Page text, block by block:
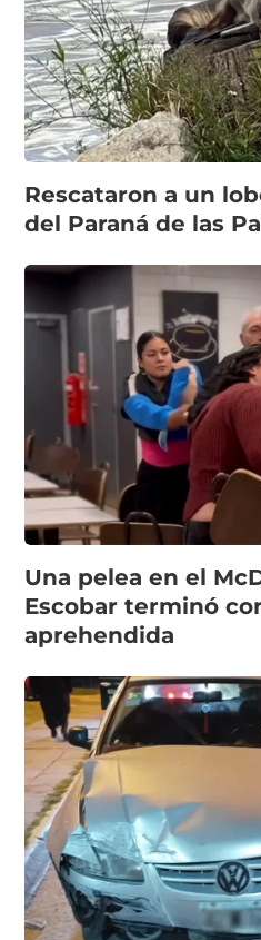
Rescataron a un
del Paraná de las
Una pelea en el
Escobar terminó
aprehendida